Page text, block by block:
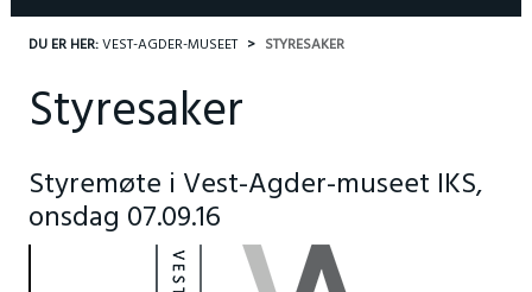
DU ER HER:VEST-AGDER-MUSEET STYRESAKER
Styresaker
Styremøte i Vest-Agder-museet IKS,
onsdag 07.09.16